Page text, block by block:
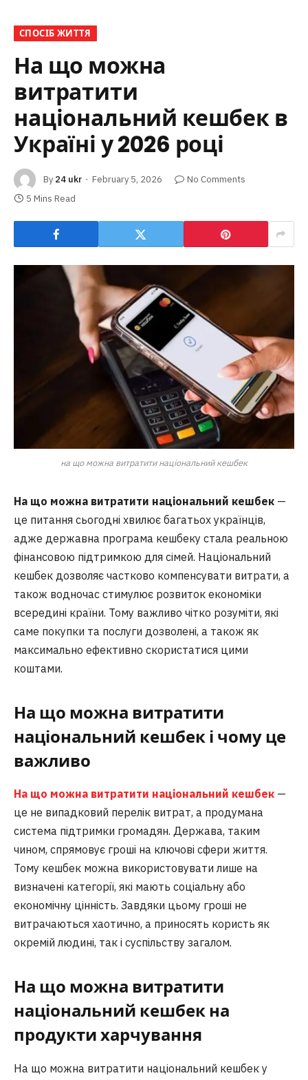
СПОСІБ ЖИТТЯ
На що можна
витратити
національний кешбек в
Україні у 2026 році
By 24 ukr February 5, 2026
No Comments
5 Mins Read
на що можна витратити національний кешбек
На що можна витратити національний кешбек —
це питання сьогодні хвилює багатьох українців,
адже державна програма кешбеку стала реальною
фінансовою підтримкою для сімей. Національний
кешбек дозволяє частково компенсувати витрати, а
також водночас стимулює розвиток економіки
всередині країни. Тому важливо чітко розуміти, які
саме покупки та послуги дозволені, а також як
максимально ефективно скористатися цими
коштами.
На що можна витратити
національний кешбек і чому це
важливо
На що можна витратити національний кешбек —
це не випадковий перелік витрат, а продумана
система підтримки громадян. Держава, таким
чином, спрямовує гроші на ключові сфери життя.
Тому кешбек можна використовувати лише на
визначені категорії, які мають соціальну або
економічну цінність. Завдяки цьому гроші не
витрачаються хаотично, а приносять користь як
окремій людині, так і суспільству загалом.
На що можна витратити
національний кешбек на
продукти харчування
На що можна витратити національний кешбек у